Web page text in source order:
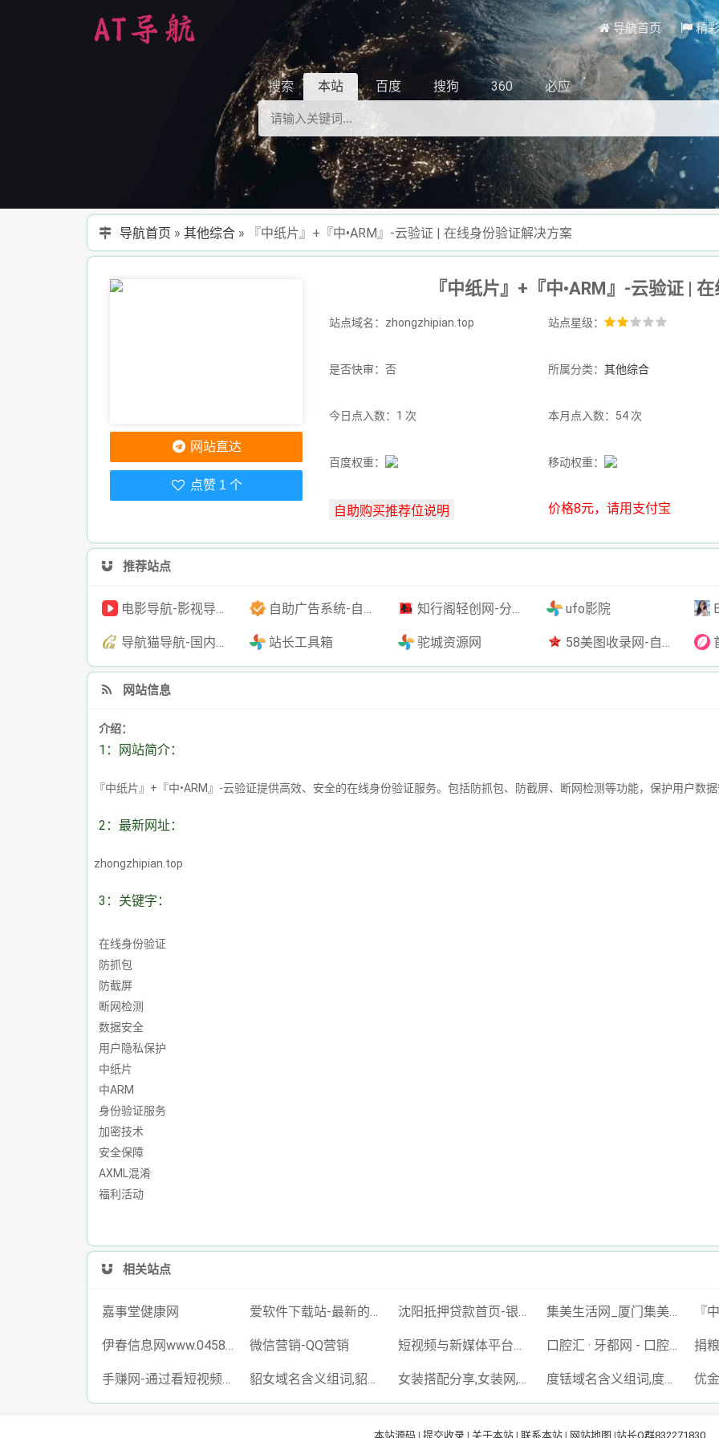
导航首页 精
搜索 本站 百度 搜狗 360 必应
导航首页 »其他综合 » 『中纸片』+『中•ARM』-云验证 | 在线身份验证解决方案
『中纸片』+『中•ARM』-云验证 |
站点域名：zhongzhipian.top 站点星级：
是否快审：否 所属分类：其他综合
今日点入数：1 次 本月点入数：54 次
百度权重： 移动权重：
价格8元，请用支付宝
网站直达
点赞 1 个
推荐站点
电影导航-影视导航-电影搜索-影视搜索-电影站收录 自助广告系统-自助广告源码-自助投放广告插件 知行阁轻创网-分享网络赚钱项目-全网首发副业项目实操平台-副业创业项目网 ufo影院
导航猫导航-国内专业的技术资源网分类平台 站长工具箱 驼城资源网 58美图收录网-自动收录网站-流量交换-自动链
网站信息
介绍：
1：网站简介：
『中纸片』+『中•ARM』-云验证提供高效、安全的在线身份验证服务。包括防抓包、防截屏、断网检测等功能，保护用户数
2：最新网址：
zhongzhipian.top
3：关键字：
在线身份验证
防抓包
防截屏
断网检测
数据安全
用户隐私保护
中纸片
中ARM
身份验证服务
加密技术
安全保障
AXML混淆
福利活动
相关站点
嘉事堂健康网 爱软件下载站-最新的手机软件,好玩的手机游戏,免费的绿色电脑软件下载平台 沈阳抵押贷款首页-银行房产抵押贷款及个人房屋二次抵押贷款-「单签不验点不看征信」 集美生活网_厦门集美区信息网|集美分类信息|集美便民网|集美本地生活网|集美区分类信息门户网站
伊春信息网www.0458ds.com 免费发布各类供求信息! 微信营销-QQ营销 短视频与新媒体平台综合服务｜抖音·快手·小红书·视频号·微博·社区货源站 口腔汇 · 牙都网 - 口腔行业信息门户平台
手赚网-通过看短视频广告做任务赚钱App-乐赚呗 貂女域名含义组词,貂女网,diaonv.com 女装搭配分享,女装网,nǚzhuāng.com 度铥域名含义组词,度铥网,dudiu.com
本站源码| 提交收录| 关于本站| 联系本站| 网站地图 |站长Q群832271830